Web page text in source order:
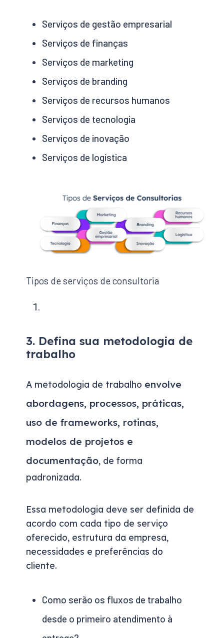
Serviços de gestão empresarial
Serviços de finanças
Serviços de marketing
Serviços de branding
Serviços de recursos humanos
Serviços de tecnologia
Serviços de inovação
Serviços de logística
Tipos de serviços de consultoria
3. Defina sua metodologia de
trabalho
A metodologia de trabalho envolve
abordagens, processos, práticas,
uso de frameworks, rotinas,
modelos de projetos e
documentação, de forma
padronizada.
Essa metodologia deve ser definida de
acordo com cada tipo de serviço
oferecido, estrutura da empresa,
necessidades e preferências do
cliente.
Como serão os fluxos de trabalho
desde o primeiro atendimento à